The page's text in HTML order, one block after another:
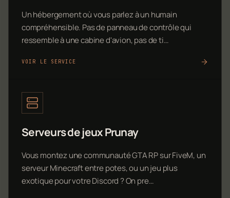
Un hébergement où vous parlez à un humain
compréhensible. Pas de panneau de contrôle qui
ressemble à une cabine d'avion, pas de ti…
VOIR LE SERVICE
Serveurs de jeux Prunay
Vous montez une communauté GTA RP sur FiveM, un
serveur Minecraft entre potes, ou un jeu plus
exotique pour votre Discord ? On pre…